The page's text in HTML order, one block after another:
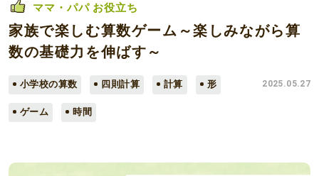
ママ・パパ お役立ち
家族で楽しむ算数ゲーム～楽しみながら算
数の基礎力を伸ばす～
小学校の算数 四則計算 計算 形
ゲーム 時間
2025.05.27